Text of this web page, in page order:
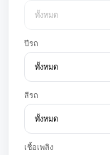
ปีรถ
สีรถ
เชื้อเพลิง